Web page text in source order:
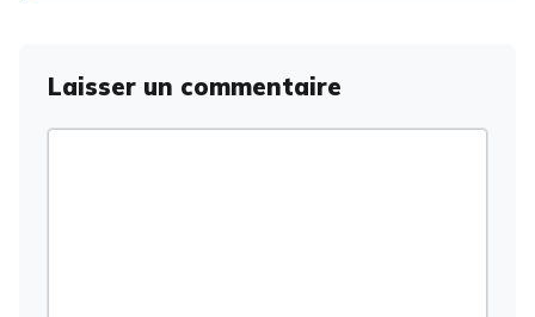
Laisser un commentaire